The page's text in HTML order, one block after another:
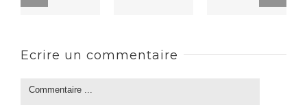
Ecrire un commentaire